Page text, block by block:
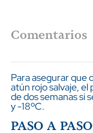
Comentarios
Para asegurar que
atún rojo salvaje,
de dos semanas si
y -18ºC.
PASO A